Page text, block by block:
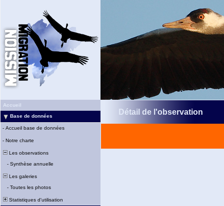
Accueil
Base de données
- Accueil base de données
- Notre charte
Les observations
- Synthèse annuelle
Les galeries
- Toutes les photos
Statistiques d'utilisation
Détail de l'observation